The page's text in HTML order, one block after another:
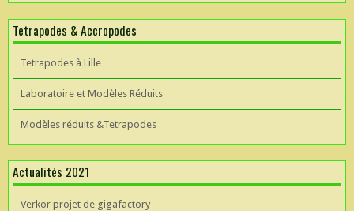
Tetrapodes & Accropodes
Tetrapodes à Lille
Laboratoire et Modèles Réduits
Modèles réduits &Tetrapodes
Actualités 2021
Verkor projet de gigafactory